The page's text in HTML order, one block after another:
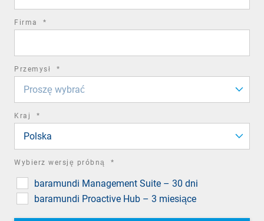
Firma *
Przemysł *
Proszę wybrać
Kraj *
Polska
Wybierz wersję próbną *
baramundi Management Suite – 30 dni
baramundi Proactive Hub – 3 miesiące